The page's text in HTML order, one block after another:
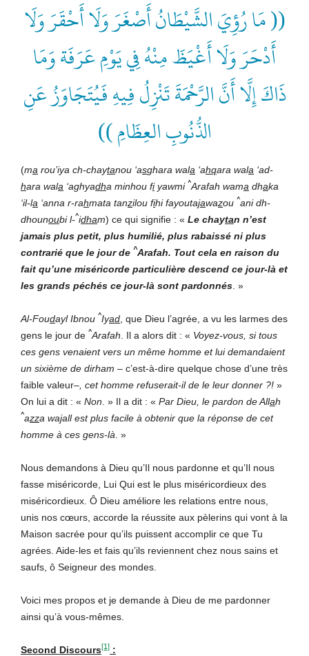
(( مَا رُؤِيَ الشَّيْطَانُ أَصْغَرَ وَلَا أَحْقَرَ وَلَا
أَدْحَرَ وَلَا أَغْيَظَ مِنْهُ فِي يَوْمِ عَرَفَة وَمَا
ذَاكَ إِلَّا أَنَّ الرَّحْمَةَ تَنْزِلُ فِيهِ فَيُتَجَاوَزُ عَنِ
الذُّنُوبِ العِظَامِ ))
(ma rou’iya ch-chaytanou ‘asghara wala ‘ahqara wala ‘ad-
hara wala ‘aghyadha minhou fiyawmi ^Arafah wama dhaka
‘il-la ‘anna r-rahmata tanzilou fihi fayoutajawazou ^ani dh-
dhounoubi l-^idham) ce qui signifie : « Le chaytan n’est
jamais plus petit, plus humilié, plus rabaissé ni plus
contrarié que le jour de ^Arafah. Tout cela en raison du
fait qu’une miséricorde particulière descend ce jour-là et
les grands péchés ce jour-là sont pardonnés . »
Al-Foudayl Ibnou ^Iyad , que Dieu l’agrée, a vu les larmes des
gens le jour de ^Arafah . Il a alors dit : « Voyez-vous, si tous
ces gens venaient vers un même homme et lui demandaient
un sixième de dirham – c’est-à-dire quelque chose d’une très
faible valeur– , cet homme refuserait-il de le leur donner ?! »
On lui a dit : « Non . » Il a dit : « Par Dieu, le pardon de Allah
^azza wajall est plus facile à obtenir que la réponse de cet
homme à ces gens-là . »
Nous demandons à Dieu qu’Il nous pardonne et qu’Il nous
fasse miséricorde, Lui Qui est le plus miséricordieux des
miséricordieux. Ô Dieu améliore les relations entre nous,
unis nos cœurs, accorde la réussite aux pèlerins qui vont à la
Maison sacrée pour qu’ils puissent accomplir ce que Tu
agrées. Aide-les et fais qu’ils reviennent chez nous sains et
saufs, ô Seigneur des mondes.
Voici mes propos et je demande à Dieu de me pardonner
ainsi qu’à vous-mêmes.
Second Discours[1] :